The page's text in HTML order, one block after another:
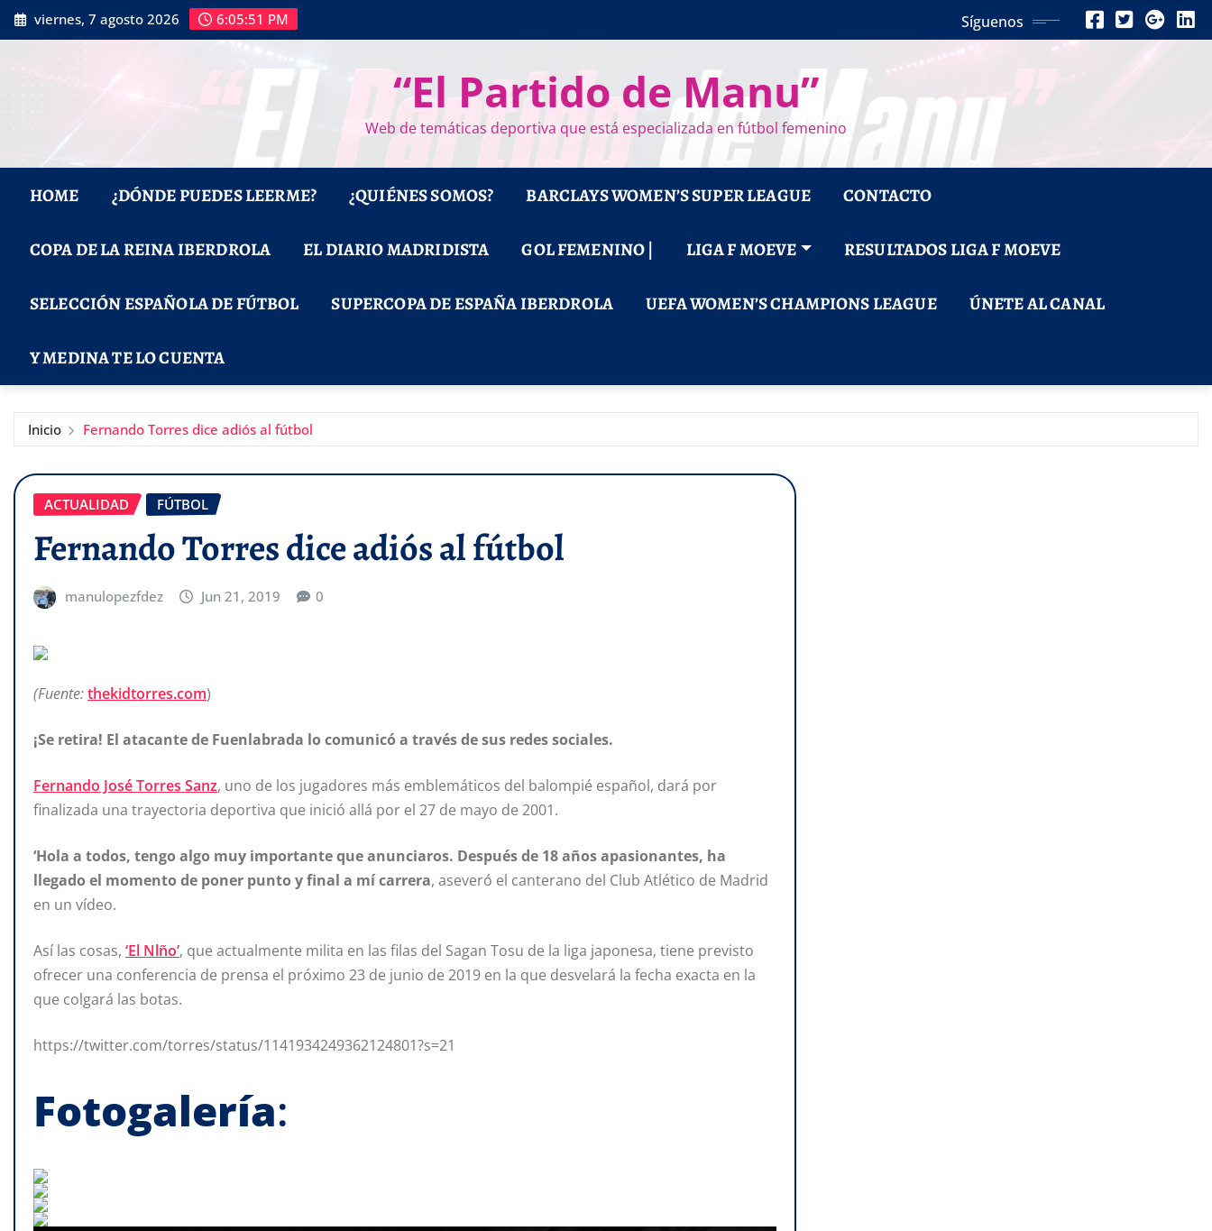
Saltar
al
viernes, 7 agosto 2026 6:05:52 PM Síguenos
“El Partido de Manu”
Web de temáticas deportiva que está especializada en fútbol femenino
HOME ¿DÓNDE PUEDES LEERME? ¿QUIÉNES SOMOS? BARCLAYS WOMEN’S SUPER LEAGUE CONTACTO
COPA DE LA REINA IBERDROLA EL DIARIO MADRIDISTA GOL FEMENINO | LIGA F MOEVE RESULTADOS LIGA F MOEVE
SELECCIÓN ESPAÑOLA DE FÚTBOL SUPERCOPA DE ESPAÑA IBERDROLA UEFA WOMEN’S CHAMPIONS LEAGUE ÚNETE AL CANAL
Y MEDINA TE LO CUENTA
Inicio Fernando Torres dice adiós al fútbol
ACTUALIDAD FÚTBOL
Fernando Torres dice adiós al fútbol
manulopezfdez Jun 21, 2019 0
(Fuente:thekidtorres.com)
¡Se retira! El atacante de Fuenlabrada lo comunicó a través de sus redes sociales.
Fernando José Torres Sanz, uno de los jugadores más emblemáticos del balompié español, dará por
finalizada una trayectoria deportiva que inició allá por el 27 de mayo de 2001.
‘Hola a todos, tengo algo muy importante que anunciaros. Después de 18 años apasionantes, ha
llegado el momento de poner punto y final a mí carrera, aseveró el canterano del Club Atlético de Madrid
en un vídeo.
Así las cosas, ‘El Nlño’, que actualmente milita en las filas del Sagan Tosu de la liga japonesa, tiene previsto
ofrecer una conferencia de prensa el próximo 23 de junio de 2019 en la que desvelará la fecha exacta en la
que colgará las botas.
https://twitter.com/torres/status/1141934249362124801?s=21
Fotogalería: